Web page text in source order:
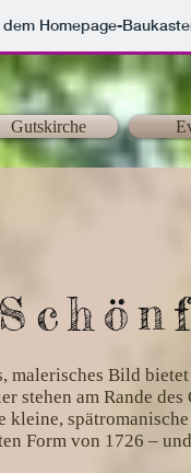
Homepage-
Gutskirche
malerisches Bild
stehen am Rande
kleine,
Form von 1726 –